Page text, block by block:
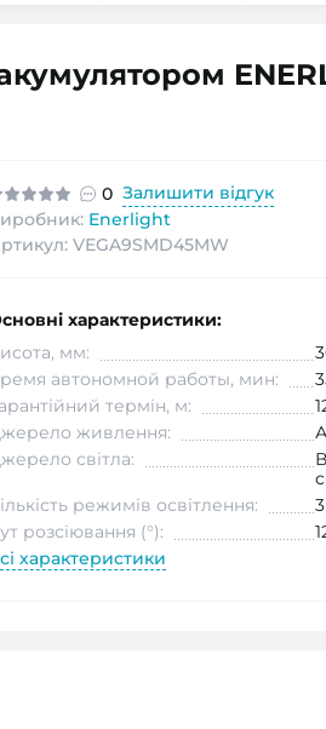
0 Залишити відгук
Enerlight
VEGA9SMD45MW
характеристики:
мм:
автономной работы, мин:
термін, м:
живлення:
світла:
режимів освітлення:
3
розсіювання (°):
характеристики